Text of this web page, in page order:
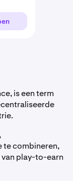
is een term
te combineren,
play-to-earn